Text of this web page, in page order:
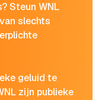
Steun WNL
slechts
geluid te
zijn publieke